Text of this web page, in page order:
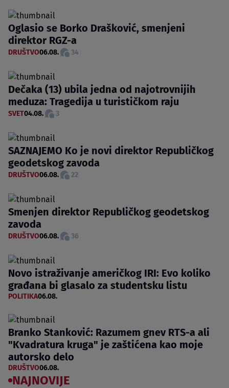
Oglasio se Borko Drašković, smenjeni
direktor RGZ-a
DRUŠTVO06.08. 34
Dečaka (13) ubila jedna od najotrovnijih
meduza: Tragedija u turističkom raju
SVET04.08. 3
SAZNAJEMO Ko je novi direktor Republičkog
geodetskog zavoda
DRUŠTVO06.08. 22
Smenjen direktor Republičkog geodetskog
zavoda
DRUŠTVO06.08. 36
Novo istraživanje američkog IRI: Evo koliko
građana bi glasalo za studentsku listu
POLITIKA06.08.
Branko Stanković: Razumem gnev RTS-a ali
"Kvadratura kruga" je zaštićena kao moje
autorsko delo
DRUŠTVO06.08.
NAJNOVIJE